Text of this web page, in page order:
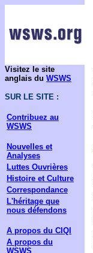
Visitez le site
anglais du WSWS
SUR LE SITE :
Contribuez au
WSWS
Nouvelles et
Analyses
Luttes Ouvrières
Histoire et Culture
Correspondance
L'héritage que
nous défendons
A propos du CIQI
A propos du
WSWS